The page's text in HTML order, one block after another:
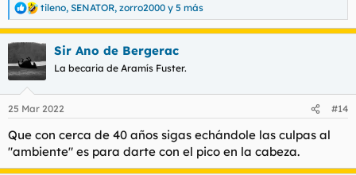
R
e
a
c
i
e
:
tileno, SENATOR, zorro2000 y 5 más
Sir Ano de Bergerac
La becaria de Aramís Fuster.
25 Mar 2022 #14
Que con cerca de 40 años sigas echándole las culpas al
"ambiente" es para darte con el pico en la cabeza.